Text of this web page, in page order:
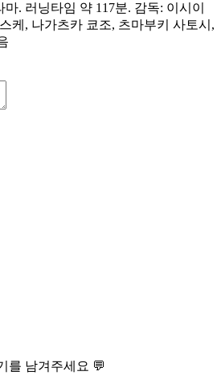
. 러닝타임 약 117분. 감독: 이시이
케, 나가츠카 쿄조, 츠마부키 사토시,
를 남겨주세요 💬